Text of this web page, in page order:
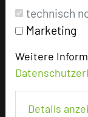
technisch
Marketing
Weitere
Details
Raumgröße in
Kapazität
U-Form
Stuhlreihen
Raumhöhe
Tageslicht